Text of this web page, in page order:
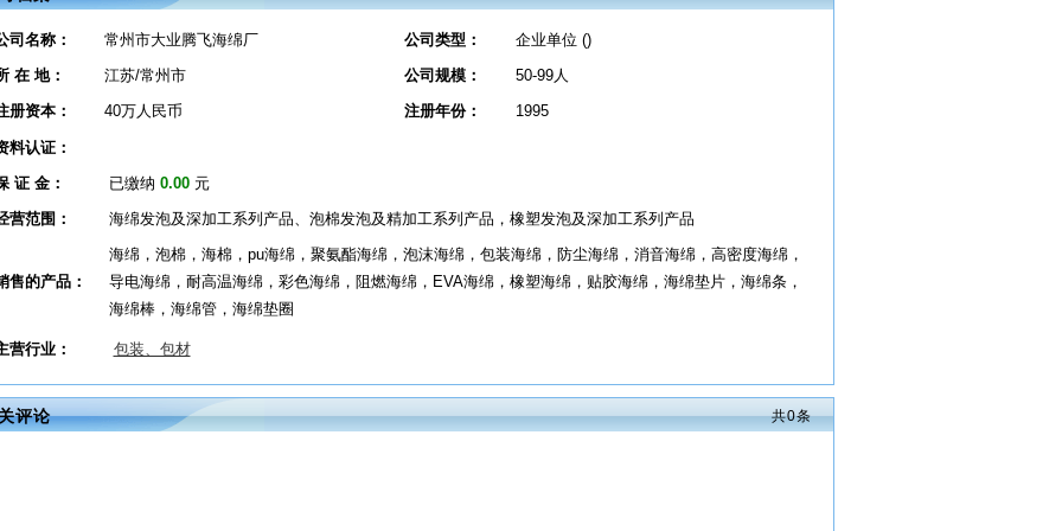
司名称： 常州市大业腾飞海绵厂 公司类型：
企业单位 ()
在 地：
江苏/常州市 公司规模：
50-99人
册资本：
40万人民币 注册年份： 1995
料认证：
证 金：
已缴纳 0.00元
营范围：
海绵发泡及深加工系列产品、泡棉发泡及精加工系列产品，橡塑发泡及深加工系列产品
售的产品：
海绵，泡棉，海棉，pu海绵，聚氨酯海绵，泡沫海绵，包装海绵，防尘海绵，消音海绵，高密度海绵，
导电海绵，耐高温海绵，彩色海绵，阻燃海绵，EVA海绵，橡塑海绵，贴胶海绵，海绵垫片，海绵条，
海绵棒，海绵管，海绵垫圈
营行业： 包装、包材
共0条
评论